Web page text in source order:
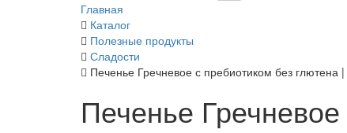
Главная
Каталог
Полезные продукты
Сладости
Печенье Гречневое с пребиотиком без глютена
Печенье